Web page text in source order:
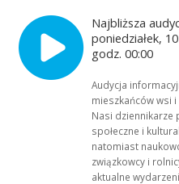
Najbliższa
poniedziałek,
godz. 00:00
Audycja
mieszkańców wsi i
Nasi dziennikarze
społeczne i
natomiast
związkowcy i
aktualne